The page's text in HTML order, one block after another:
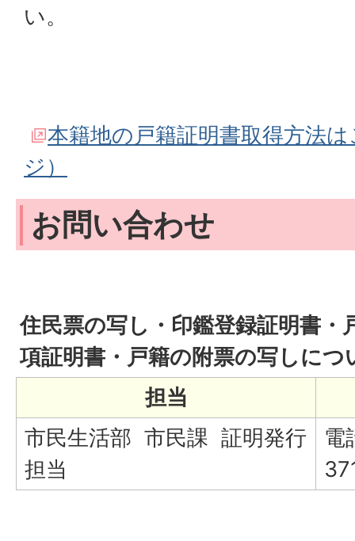
い。
本籍地の戸籍証明書取得方法
ジ）
お問い合わせ
住民票の写し・印鑑登録証明書・
項証明書・戸籍の附票の写しにつ
担当
市民生活部 市民課 証明発行
担当
電